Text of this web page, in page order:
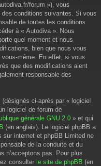
forum »), vous
des conditions suivantes. Si vous
de toutes les conditions
à « Autodiva ». Nous
quel moment et nous
bien que nous vous
même. En effet, si vous
que des modifications aient
responsable des
ci-après par « logiciel
logiciel de forum de
générale GNU 2.0 » et qui
(en anglais). Le logiciel phpBB a
internet et phpBB Limited ne
de la conduite et du
n’acceptons pas. Pour plus
consulter le site de phpBB (en